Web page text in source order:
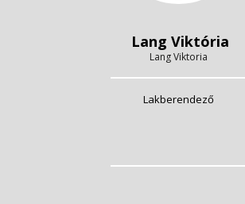
Lang Viktória
Lang Viktoria
Lakberendező